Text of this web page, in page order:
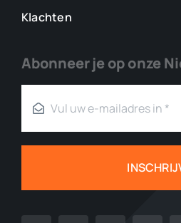
Klachten
Abonneer je op onze